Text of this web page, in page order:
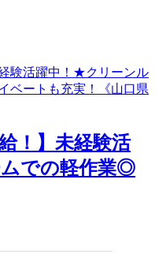
！】未経験活
での軽作業◎